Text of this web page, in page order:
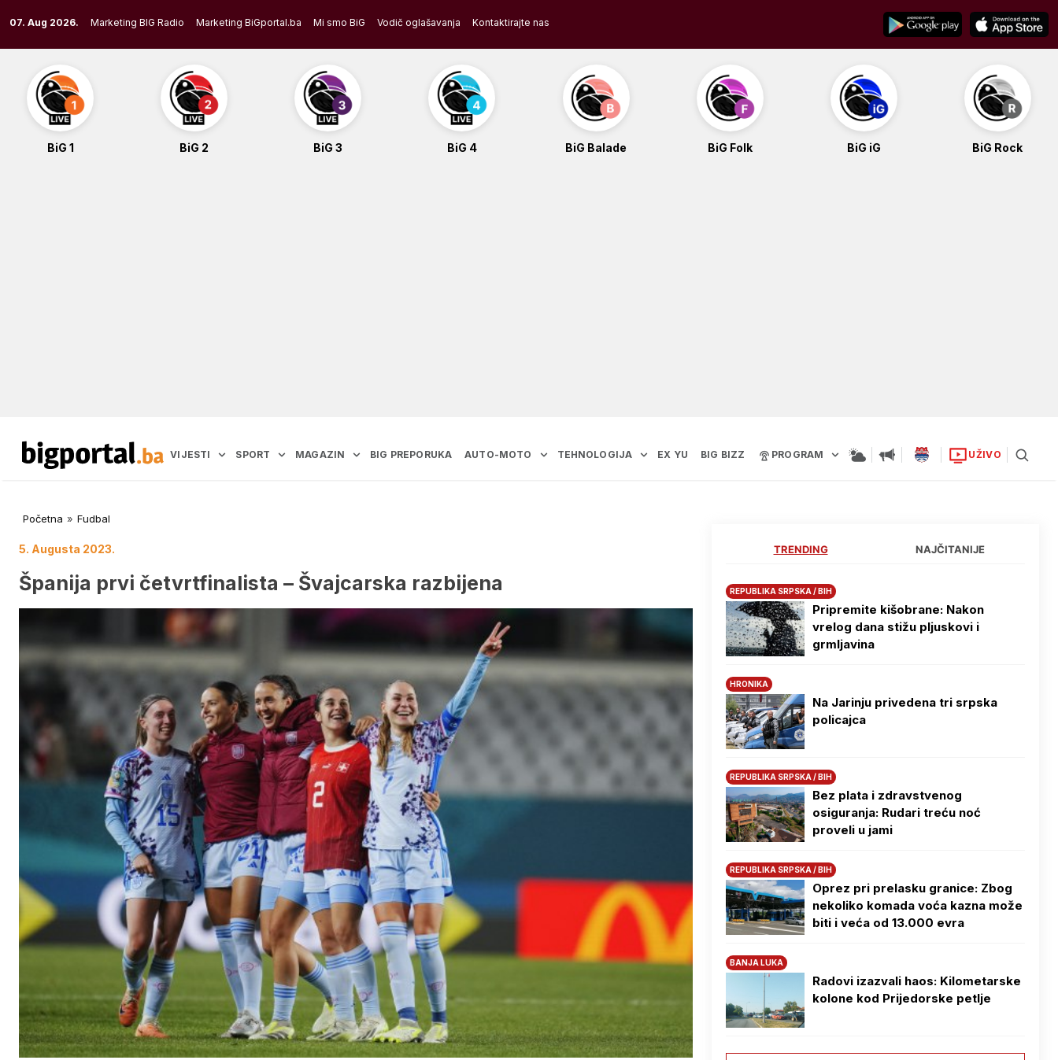
to
content
07. Aug 2026. Marketing BIG Radio Marketing BiGportal.ba Mi smo BiG Vodič oglašavanja Kontaktirajte nas
BiG 1 BiG 2 BiG 3 BiG 4 BiG Balade BiG Folk BiG iG BiG Rock
VIJESTI SPORT MAGAZIN BIG PREPORUKA AUTO-MOTO TEHNOLOGIJA EX YU BIG BIZZ PROGRAM UŽIVO
Početna » Fudbal
5. Augusta 2023.
Španija prvi četvrtfinalista – Švajcarska razbijena
TRENDING NAJČITANIJE
REPUBLIKA SRPSKA / BIH
Pripremite kišobrane: Nakon
vrelog dana stižu pljuskovi i
grmljavina
HRONIKA
Na Јarinju privedena tri srpska
policajca
REPUBLIKA SRPSKA / BIH
Bez plata i zdravstvenog
osiguranja: Rudari treću noć
proveli u jami
REPUBLIKA SRPSKA / BIH
Oprez pri prelasku granice: Zbog
nekoliko komada voća kazna može
biti i veća od 13.000 evra
BANJA LUKA
Radovi izazvali haos: Kilometarske
kolone kod Prijedorske petlje